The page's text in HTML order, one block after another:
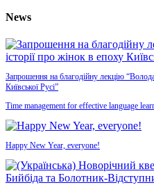
News
Запрошення на благодійну лекцію
Київської Русі”
Time management for effective language
Happy New Year, everyone!